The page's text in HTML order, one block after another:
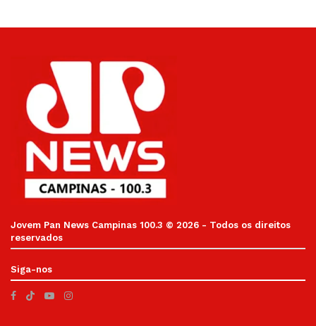
Jovem Pan News Campinas 100.3 © 2026 - Todos os direitos
reservados
Siga-nos